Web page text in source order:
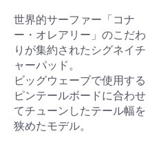
世界的サーファー「コナ
ー・オレアリー」のこだわ
りが集約されたシグネイチ
ャーパッド。
ビッグウェーブで使用する
ピンテールボードに合わせ
てチューンしたテール幅を
狭めたモデル。